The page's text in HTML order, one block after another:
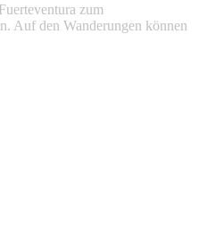
zum
Auf den Wanderungen können